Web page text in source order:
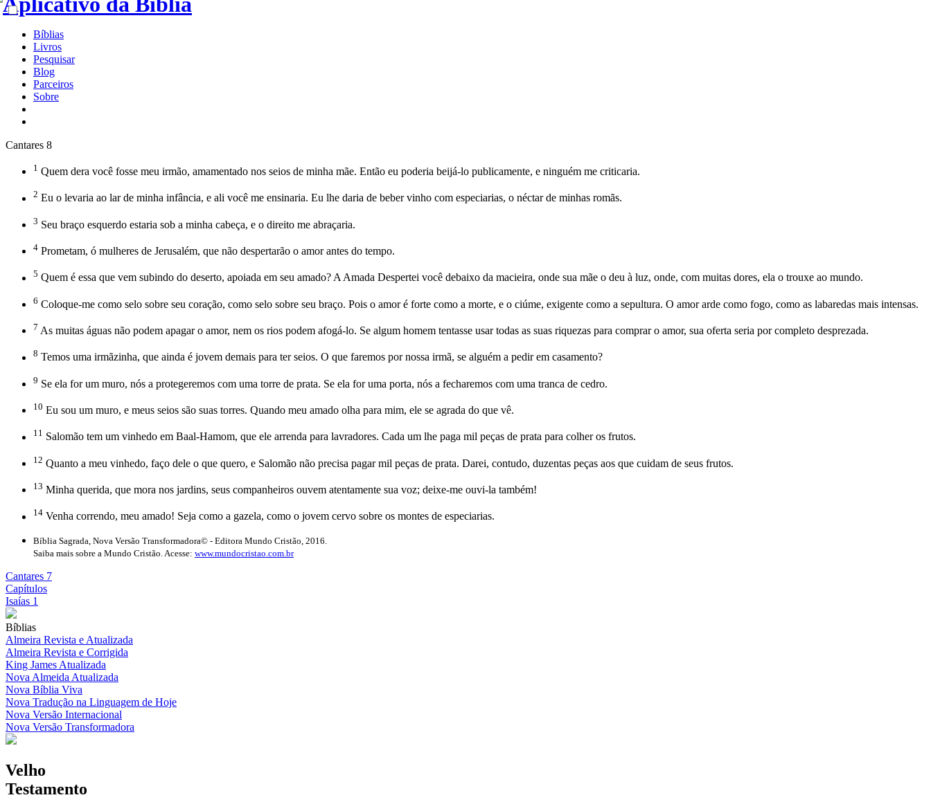
Bíblias
Livros
Pesquisar
Blog
Parceiros
Sobre
Cantares 8
1 Quem dera você fosse meu irmão, amamentado nos seios de minha mãe. Então eu poderia beijá-lo publicamente, e ninguém me criticaria.
2 Eu o levaria ao lar de minha infância, e ali você me ensinaria. Eu lhe daria de beber vinho com especiarias, o néctar de minhas romãs.
3 Seu braço esquerdo estaria sob a minha cabeça, e o direito me abraçaria.
4 Prometam, ó mulheres de Jerusalém, que não despertarão o amor antes do tempo.
5 Quem é essa que vem subindo do deserto, apoiada em seu amado? A Amada Despertei você debaixo da macieira, onde sua mãe o deu à luz, onde, com muitas dores, ela o trouxe ao mundo.
6 Coloque-me como selo sobre seu coração, como selo sobre seu braço. Pois o amor é forte como a morte, e o ciúme, exigente como a sepultura. O amor arde como fogo, como as labaredas mais intensas.
7 As muitas águas não podem apagar o amor, nem os rios podem afogá-lo. Se algum homem tentasse usar todas as suas riquezas para comprar o amor, sua oferta seria por completo desprezada.
8 Temos uma irmãzinha, que ainda é jovem demais para ter seios. O que faremos por nossa irmã, se alguém a pedir em casamento?
9 Se ela for um muro, nós a protegeremos com uma torre de prata. Se ela for uma porta, nós a fecharemos com uma tranca de cedro.
10 Eu sou um muro, e meus seios são suas torres. Quando meu amado olha para mim, ele se agrada do que vê.
11 Salomão tem um vinhedo em Baal-Hamom, que ele arrenda para lavradores. Cada um lhe paga mil peças de prata para colher os frutos.
12 Quanto a meu vinhedo, faço dele o que quero, e Salomão não precisa pagar mil peças de prata. Darei, contudo, duzentas peças aos que cuidam de seus frutos.
13 Minha querida, que mora nos jardins, seus companheiros ouvem atentamente sua voz; deixe-me ouvi-la também!
14 Venha correndo, meu amado! Seja como a gazela, como o jovem cervo sobre os montes de especiarias.
Bíblia Sagrada, Nova Versão Transformadora© - Editora Mundo Cristão, 2016.
Saiba mais sobre a Mundo Cristão. Acesse: www.mundocristao.com.br
Cantares 7
Capítulos
Isaías 1
Bíblias
Almeira Revista e Atualizada
Almeira Revista e Corrigida
King James Atualizada
Nova Almeida Atualizada
Nova Bíblia Viva
Nova Tradução na Linguagem de Hoje
Nova Versão Internacional
Nova Versão Transformadora
Velho
Testamento